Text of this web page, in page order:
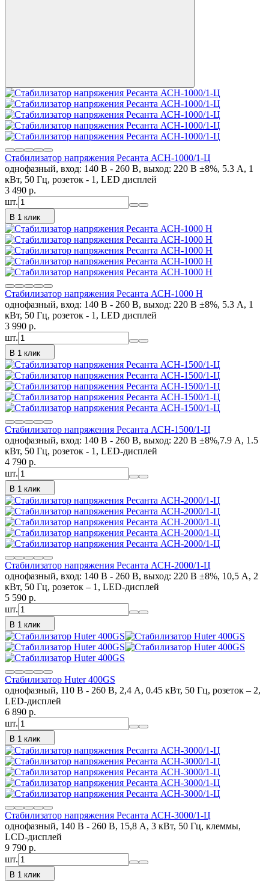
Стабилизатор напряжения Ресанта АСН-1000/1-Ц
однофазный, вход: 140 В - 260 В, выход: 220 В ±8%, 5.3 А, 1
кВт, 50 Гц, розеток - 1, LED дисплей
3 490 p.
шт.
В 1 клик
Стабилизатор напряжения Ресанта АСН-1000 Н
однофазный, вход: 140 В - 260 В, выход: 220 В ±8%, 5.3 А, 1
кВт, 50 Гц, розеток - 1, LED дисплей
3 990 p.
шт.
В 1 клик
Стабилизатор напряжения Ресанта АСН-1500/1-Ц
однофазный, вход: 140 В - 260 В, выход: 220 В ±8%,7.9 А, 1.5
кВт, 50 Гц, розеток - 1, LED-дисплей
4 790 p.
шт.
В 1 клик
Стабилизатор напряжения Ресанта АСН-2000/1-Ц
однофазный, вход: 140 В - 260 В, выход: 220 В ±8%, 10,5 А, 2
кВт, 50 Гц, розеток – 1, LED-дисплей
5 590 p.
шт.
В 1 клик
Стабилизатор Huter 400GS
однофазный, 110 В - 260 В, 2,4 А, 0.45 кВт, 50 Гц, розеток – 2,
LED-дисплей
6 890 p.
шт.
В 1 клик
Стабилизатор напряжения Ресанта АСН-3000/1-Ц
однофазный, 140 В - 260 В, 15,8 А, 3 кВт, 50 Гц, клеммы,
LCD-дисплей
9 790 p.
шт.
В 1 клик